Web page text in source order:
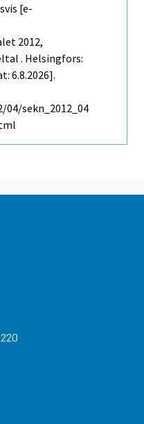
[e-
2012,
. Helsingfors:
6.8.2026].
sekn_2012_04